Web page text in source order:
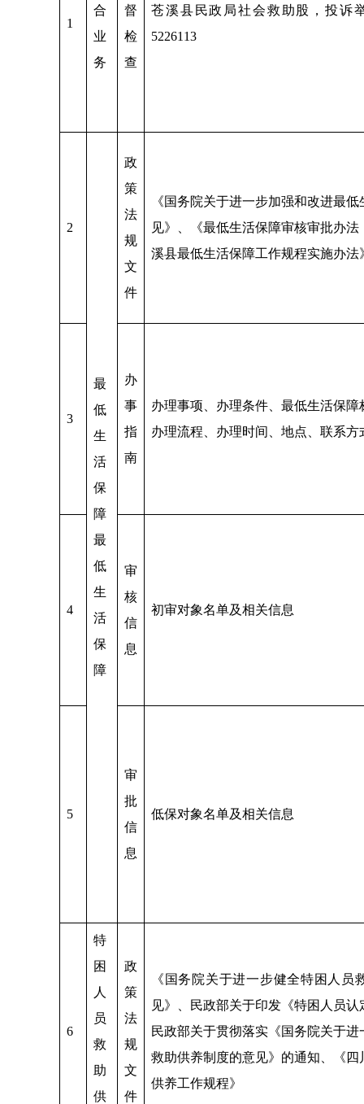
1
合
业
务
督
检
查
苍溪县民政局社会救助股，投诉
5226113
2
最
低
生
活
保
障
最
低
生
活
保
障
政
策
法
规
文
件
《国务院关于进一步加强和改进最
见》、《最低生活保障审核审批办
溪县最低生活保障工作规程实施办法
3
办
事
指
南
办理事项、办理条件、最低生活保障
办理流程、办理时间、地点、联系方
4
审
核
信
息
初审对象名单及相关信息
5
审
批
信
息
低保对象名单及相关信息
6
特
困
人
员
救
助
供
政
策
法
规
文
件
《国务院关于进一步健全特困人员
见》、民政部关于印发《特困人员
民政部关于贯彻落实《国务院关于
救助供养制度的意见》的通知、《四
供养工作规程》